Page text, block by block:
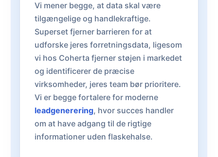
Vi mener begge, at data skal være
tilgængelige og handlekraftige.
Superset fjerner barrieren for at
udforske jeres forretningsdata, ligesom
vi hos Coherta fjerner støjen i markedet
og identificerer de præcise
virksomheder, jeres team bør prioritere.
Vi er begge fortalere for moderne
leadgenerering, hvor succes handler
om at have adgang til de rigtige
informationer uden flaskehalse.